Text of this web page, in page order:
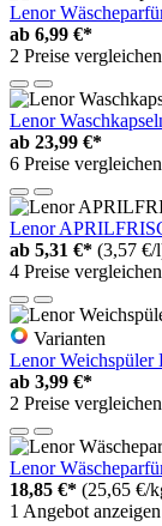
Lenor
ab 6,99 €*
2 Preise vergleichen
Lenor
ab 23,99 €*
6 Preise vergleichen
Lenor
ab 5,31 €* (3,57 €/
4 Preise vergleichen
Varianten
Lenor Weichspüler
ab 3,99 €*
2 Preise vergleichen
Lenor
18,85 €* (25,65 €/
1 Angebot anzeigen